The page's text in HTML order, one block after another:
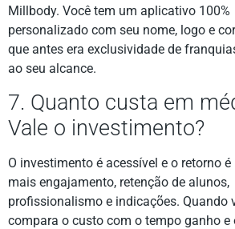
Millbody. Você tem um aplicativo 100%
personalizado com seu nome, logo e
que antes era exclusividade de
ao seu alcance.
7. Quanto custa em
Vale o investimento?
O investimento é acessível e o retorno é
mais engajamento, retenção de alunos,
profissionalismo e indicações. Quando
compara o custo com o tempo ganho e